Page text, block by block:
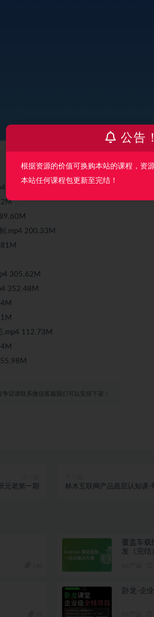
398.98M
.mp4 200.33M
305.62M
352.48M
.mp4 112.73M
议请联系微信客服我们可以安排下架！
元老第一期 林木互联网产品底层认知课-
覆盖车载
发（完结
卧龙-企
公告
根据资源的价值可换购本站的课程，资
本站任何课程包更新至完结！